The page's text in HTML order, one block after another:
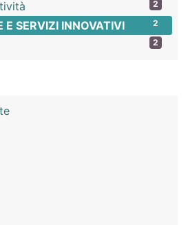
2
2
SERVIZI INNOVATIVI
2